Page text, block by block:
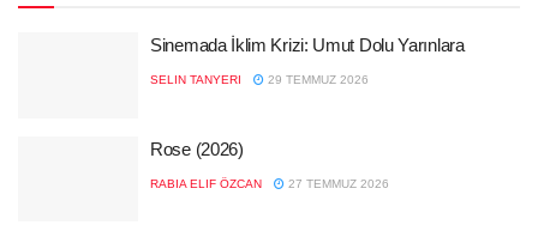
Sinemada İklim Krizi: Umut Dolu Yarınlara
SELIN TANYERI 29 TEMMUZ 2026
Rose (2026)
RABIA ELIF ÖZCAN 27 TEMMUZ 2026